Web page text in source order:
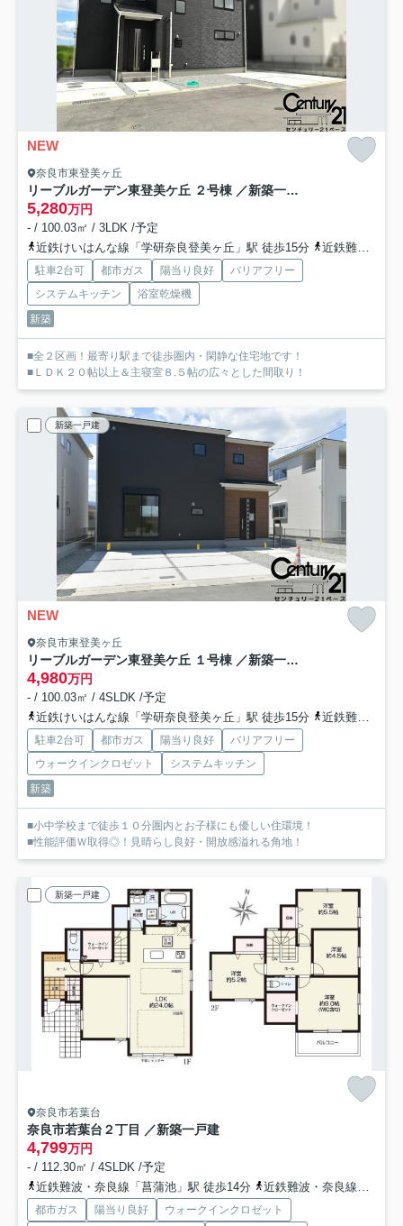
NEW
奈良市東登美ヶ丘
リーブルガーデン東登美ケ丘 ２号棟 ／新築一戸建
5,280万円
- / 100.03㎡ / 3LDK /予定
近鉄けいはんな線「学研奈良登美ヶ丘」駅 徒歩15分
近鉄難波・奈良線「菖蒲池」駅 徒歩35分
駐車2台可 都市ガス 陽当り良好
バリアフリー
システムキッチン
浴室乾燥機
新築
■全２区画！最寄り駅まで徒歩圏内・閑静な住宅地です！
■ＬＤＫ２０帖以上＆主寝室８.５帖の広々とした間取り！
新築一戸建
NEW
奈良市東登美ヶ丘
リーブルガーデン東登美ケ丘 １号棟 ／新築一戸建
4,980万円
- / 100.03㎡ / 4SLDK /予定
近鉄けいはんな線「学研奈良登美ヶ丘」駅 徒歩15分
近鉄難波・奈良線「菖蒲池」駅 徒歩35分
駐車2台可 都市ガス 陽当り良好
バリアフリー
ウォークインクロゼット
システムキッチン
新築
■小中学校まで徒歩１０分圏内とお子様にも優しい住環境！
■性能評価Ｗ取得◎！見晴らし良好・開放感溢れる角地！
新築一戸建
奈良市若葉台
奈良市若葉台２丁目 ／新築一戸建
4,799万円
- / 112.30㎡ / 4SLDK /予定
近鉄難波・奈良線「菖蒲池」駅 徒歩14分
近鉄難波・奈良線「大和西大寺」駅 徒歩18分
都市ガス 陽当り良好
ウォークインクロゼット